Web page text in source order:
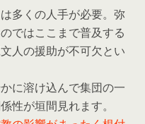
多くの人手が必要。弥
ではここまで普及する
人の援助が不可欠とい
に溶け込んで集団の一
性が垣間見れます。